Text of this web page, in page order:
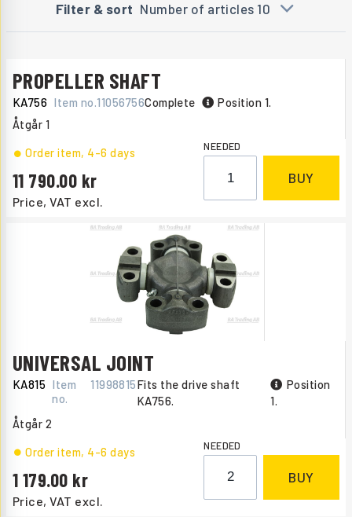
Filter & sort Number of articles 10
PROPELLER SHAFT
KA756 Item no.11056756Complete Position 1.
Åtgår 1
Price, VAT excl.
11 790.00
Order item, 4-6 days NEEDED
BUY
UNIVERSAL JOINT
KA815 Item
no.
11998815Fits the drive shaft
KA756.
Position
1.
Åtgår 2
Price, VAT excl.
1 179.00
Order item, 4-6 days NEEDED
BUY